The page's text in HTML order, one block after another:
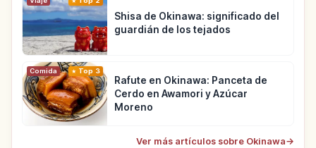
Shisa de Okinawa: significado del
guardián de los tejados
Comida Top 3
Rafute en Okinawa: Panceta de
Cerdo en Awamori y Azúcar
Moreno
Ver más artículos sobre Okinawa→